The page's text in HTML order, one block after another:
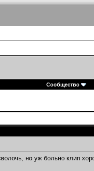
Сообщество
но уж больно клип